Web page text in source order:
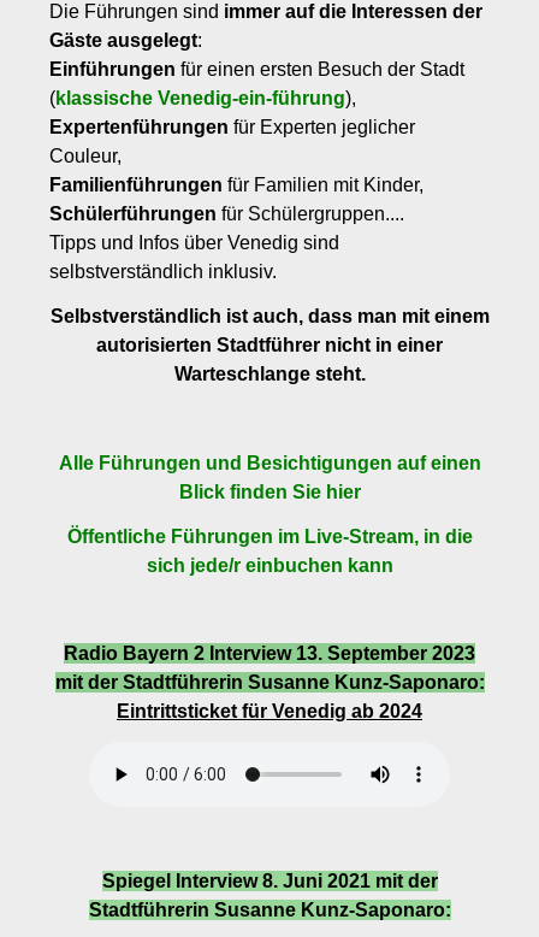
Die Führungen sind immer auf die Interessen der
Gäste ausgelegt:
Einführungen für einen ersten Besuch der Stadt
(klassische Venedig-ein-führung),
Expertenführungen für Experten jeglicher
Couleur,
Familienführungen für Familien mit Kinder,
Schülerführungen für Schülergruppen....
Tipps und Infos über Venedig sind
selbstverständlich inklusiv.
Selbstverständlich ist auch, dass man mit einem
autorisierten Stadtführer nicht in einer
Warteschlange steht.
Alle Führungen und Besichtigungen auf einen
Blick finden Sie hier
Öffentliche Führungen im Live-Stream, in die
sich jede/r einbuchen kann
Radio Bayern 2 Interview 13. September 2023
mit der Stadtführerin Susanne Kunz-Saponaro:
Eintrittsticket für Venedig ab 2024
bayern2-interview-susanne-kunz-
saponaro.mp3
Spiegel Interview 8. Juni 2021 mit der
Stadtführerin Susanne Kunz-Saponaro: